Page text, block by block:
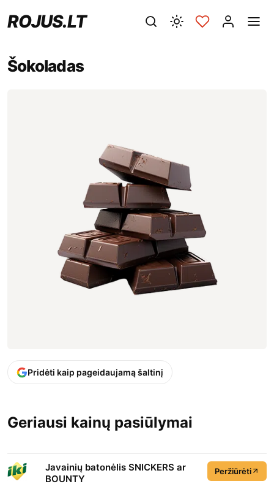
ROJUS.LT
Šokoladas
Pridėti kaip pageidaujamą šaltinį
Geriausi kainų pasiūlymai
Javainių batonėlis SNICKERS ar
BOUNTY
Peržiūrėti